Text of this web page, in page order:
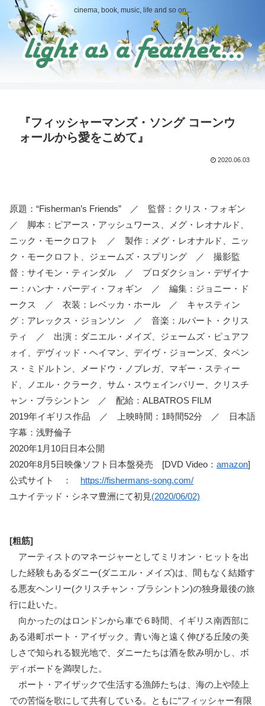
cinema, book, music, life and so on...
『フィッシャーマンズ・ソング コーンウ
ォールから愛をこめて』
2020.06.03
原題：“Fisherman’s Friends” ／ 監督：クリス・フォギン
／ 脚本：ピアース・アッシュワース、メグ・レオナルド、
ニック・モークロフト ／ 製作：メグ・レオナルド、ニッ
ク・モークロフト、ジェームズ・スプリング ／ 撮影監
督：サイモン・ティンダル ／ プロダクション・デザイナ
ー：ハンナ・パーディ・フォギン ／ 編集：ジョニー・ド
ークス ／ 衣装：レベッカ・ホール ／ キャスティン
グ：アレックス・ジョンソン ／ 音楽：ルパート・クリス
ティ ／ 出演：ダニエル・メイズ、ジェームズ・ピュアフ
ォイ、デヴィッド・ヘイマン、デイヴ・ジョーンズ、タペン
ス・ミドルトン、メードウ・ノブレガ、マギー・スティー
ド、ノエル・クラーク、サム・スウェインバリー、クリスチ
ャン・ブラシントン ／ 配給：ALBATROS FILM
2019年イギリス作品 ／ 上映時間：1時間52分 ／ 日本語
字幕：浅野倫子
2020年1月10日日本公開
2020年8月5日映像ソフト日本盤発売 [DVD Video： amazon]
公式サイト ： https://fishermans-song.com/
ユナイテッド・シネマ豊洲にて初見(2020/06/02)
[粗筋]
アーティストのマネージャーとしてミリオン・ヒットを出
した経験もあるダニー(ダニエル・メイズ)は、間もなく結婚す
る悪友ヘンリー(クリスチャン・ブラシントン)の独身最後の旅
行に赴いた。
向かったのはロンドンから車で６時間、イギリス南西部に
ある港町ポート・アイザック。青い海と遠く伸びる丘陵の美
しさで知られる観光地で、ダニーたちは酒を飲み明かし、ボ
ディボードを満喫した。
ポート・アイザックで生活する漁師たちは、海の上や陸上
での苦悩を歌にして共有している。ともに“フィッシャー有限